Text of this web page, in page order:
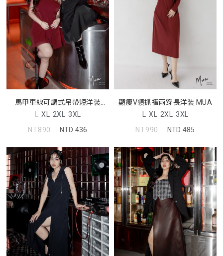
馬甲車線可調式吊帶短洋裝
MUA
L XL 2XL 3XL
NT.890
NTD.436
顯瘦V領抓褶兩穿長洋裝 MUA
L XL 2XL 3XL
NT.990
NTD.485